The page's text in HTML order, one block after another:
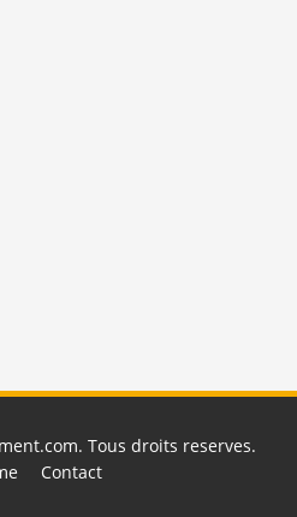
. Tous droits reserves.
Contact